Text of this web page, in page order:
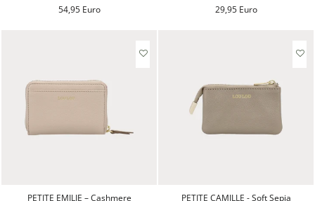
54,95 Euro
29,95 Euro
PETITE EMILIE – Cashmere
PETITE CAMILLE - Soft Sepia